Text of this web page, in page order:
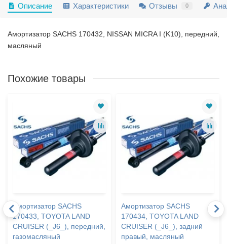
Описание Характеристики Отзывы 0
Амортизатор SACHS 170432, NISSAN MICRA I (K10), передний,
масляный
Похожие товары
Амортизатор SACHS
170433, TOYOTA LAND
CRUISER (_J6_), передний,
газомасляный
Амортизатор SACHS
170434, TOYOTA LAND
CRUISER (_J6_), задний
правый, масляный